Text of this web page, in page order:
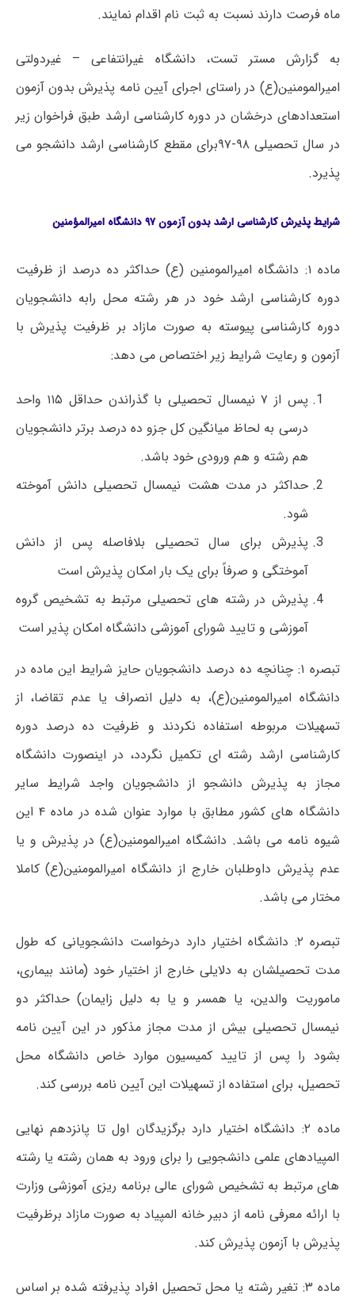
ماه فرصت دارند نسبت به ثبت نام اقدام نمایند.
به گزارش مستر تست، دانشگاه غیرانتفاعی – غیردولتی
امیرالمومنین(ع) در راستای اجرای آیین نامه پذیرش بدون آزمون
استعدادهای درخشان در دوره کارشناسی ارشد طبق فراخوان زیر
در سال تحصیلی ۹۸-۹۷برای مقطع کارشناسی ارشد دانشجو می
پذیرد.
شرایط پذیرش کارشناسی ارشد بدون آزمون ۹۷ دانشگاه امیرالمؤمنین
ماده ۱: دانشگاه امیرالمومنین (ع) حداکثر ده درصد از ظرفیت
دوره کارشناسی ارشد خود در هر رشته محل رابه دانشجویان
دوره کارشناسی پیوسته به صورت مازاد بر ظرفیت پذیرش با
آزمون و رعایت شرایط زیر اختصاص می دهد:
پس از ۷ نیمسال تحصیلی با گذراندن حداقل ۱۱۵ واحد
درسی به لحاظ میانگین کل جزو ده درصد برتر دانشجویان
هم رشته و هم ورودی خود باشد.
حداکثر در مدت هشت نیمسال تحصیلی دانش آموخته
شود.
پذیرش برای سال تحصیلی بلافاصله پس از دانش
آموختگی و صرفاً برای یک بار امکان پذیرش است
پذیرش در رشته های تحصیلی مرتبط به تشخیص گروه
آموزشی و تایید شورای آموزشی دانشگاه امکان پذیر است
تبصره ۱: چنانچه ده درصد دانشجویان حایز شرایط این ماده در
دانشگاه امیرالمومنین(ع)، به دلیل انصراف یا عدم تقاضا، از
تسهیلات مربوطه استفاده نکردند و ظرفیت ده درصد دوره
کارشناسی ارشد رشته ای تکمیل نگردد، در اینصورت دانشگاه
مجاز به پذیرش دانشجو از دانشجویان واجد شرایط سایر
دانشگاه های کشور مطابق با موارد عنوان شده در ماده ۴ این
شیوه نامه می باشد. دانشگاه امیرالمومنین(ع) در پذیرش و یا
عدم پذیرش داوطلبان خارج از دانشگاه امیرالمومنین(ع) کاملا
مختار می باشد.
تبصره ۲: دانشگاه اختیار دارد درخواست دانشجویانی که طول
مدت تحصیلشان به دلایلی خارج از اختیار خود (مانند بیماری،
ماموریت والدین، یا همسر و یا به دلیل زایمان) حداکثر دو
نیمسال تحصیلی بیش از مدت مجاز مذکور در این آیین نامه
بشود را پس از تایید کمیسیون موارد خاص دانشگاه محل
تحصیل، برای استفاده از تسهیلات این آیین نامه بررسی کند.
ماده ۲: دانشگاه اختیار دارد برگزیدگان اول تا پانزدهم نهایی
المپیادهای علمی دانشجویی را برای ورود به همان رشته یا رشته
های مرتبط به تشخیص شورای عالی برنامه ریزی آموزشی وزارت
با ارائه معرفی نامه از دبیر خانه المپیاد به صورت مازاد برظرفیت
پذیرش با آزمون پذیرش کند.
ماده ۳: تغیر رشته یا محل تحصیل افراد پذیرفته شده بر اساس